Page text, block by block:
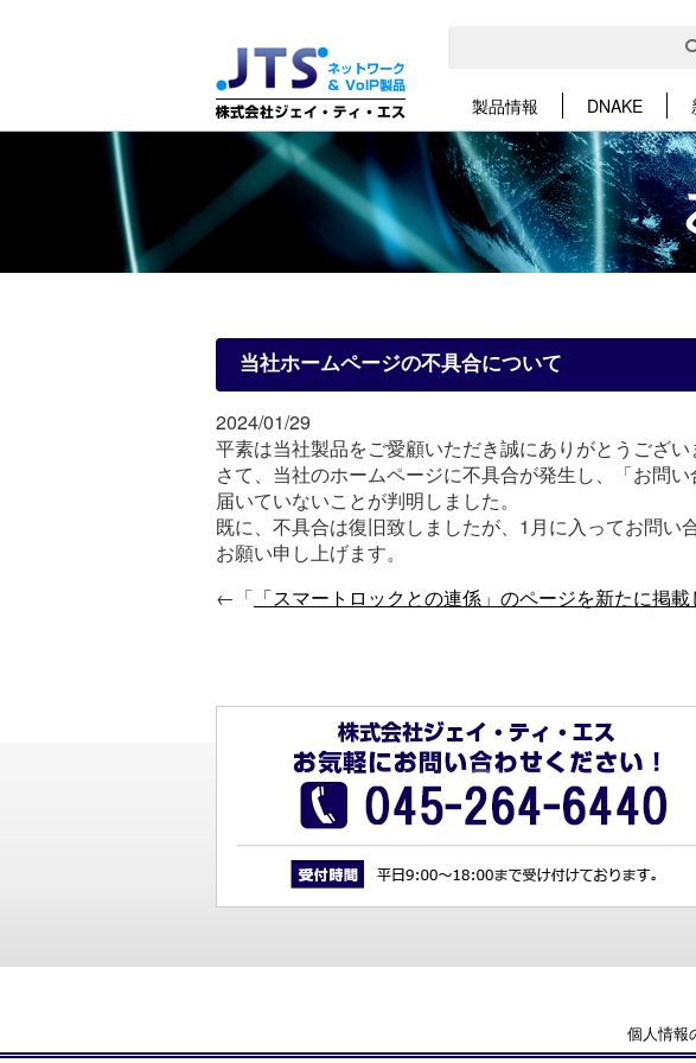
製品情報 DNAKE
当社ホームページの不具合について
2024/01/29
平素は当社製品をご愛顧いただき誠にありがとうござい
さて、当社のホームページに不具合が発生し、「お問
届いていないことが判明しました。
既に、不具合は復旧致しましたが、1月に入ってお問
お願い申し上げます。
←「 「スマートロックとの連係」のページを新たに掲載
個人情報